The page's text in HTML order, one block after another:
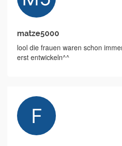
matze5000
lool die frauen waren schon
erst entwickeln^^